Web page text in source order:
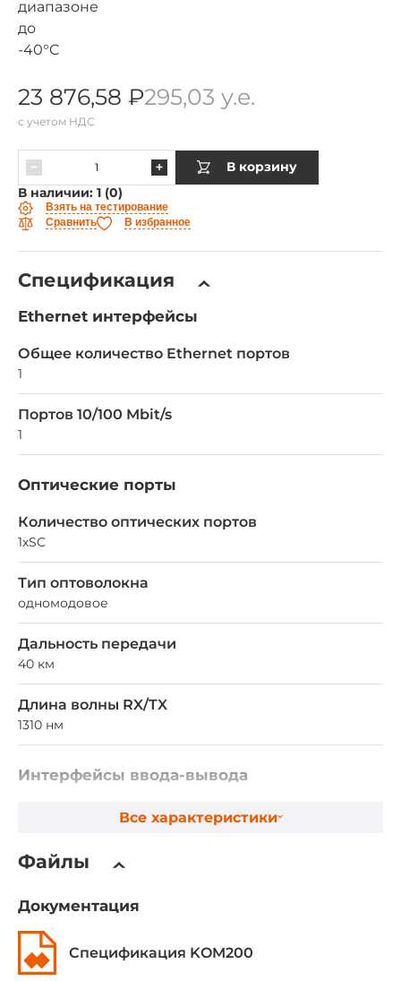
23 876,58 ₽295,03 у.е.
с учетом НДС
В корзину
В наличии: 1 (0)
Взять на тестирование
Сравнить
В избранное
Спецификация
Ethernet интерфейсы
Общее количество Ethernet портов
1
Портов 10/100 Mbit/s
1
Оптические порты
Количество оптических портов
1xSC
Тип оптоволокна
одномодовое
Дальность передачи
40 км
Длина волны RX/TX
1310 нм
Интерфейсы ввода-вывода
COM-портов всего
COM портов RS-232
COM портов RS-232/485
Все характеристики
Файлы
Документация
Спецификация KOM200